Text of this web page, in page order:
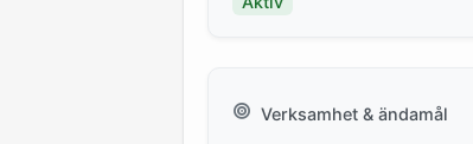
Verksamhet & ändamål